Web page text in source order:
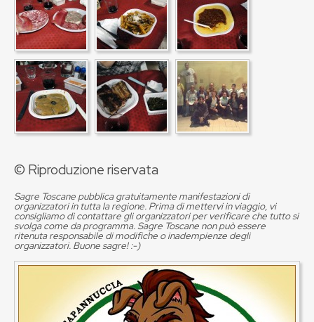
© Riproduzione riservata
Sagre Toscane pubblica gratuitamente manifestazioni di
organizzatori in tutta la regione. Prima di mettervi in viaggio, vi
consigliamo di contattare gli organizzatori per verificare che tutto si
svolga come da programma. Sagre Toscane non può essere
ritenuta responsabile di modifiche o inadempienze degli
organizzatori. Buone sagre! :-)